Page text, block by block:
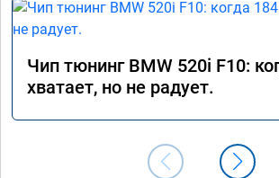
Чип тюнинг BMW 520i F10:
хватает, но не радует.